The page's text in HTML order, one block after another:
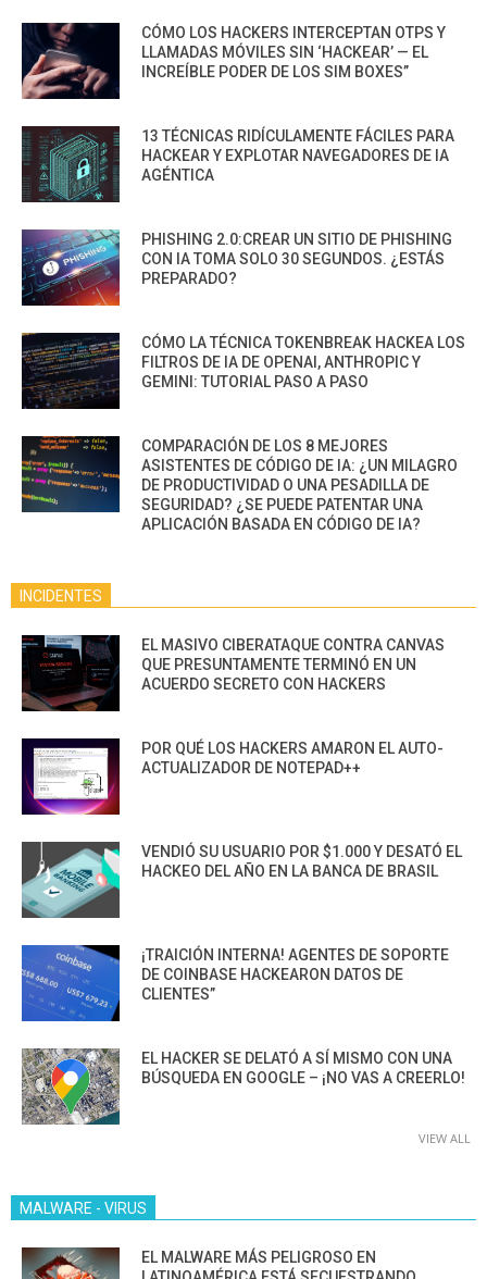
CÓMO LOS HACKERS INTERCEPTAN OTPS Y
LLAMADAS MÓVILES SIN ‘HACKEAR’ — EL
INCREÍBLE PODER DE LOS SIM BOXES”
13 TÉCNICAS RIDÍCULAMENTE FÁCILES PARA
HACKEAR Y EXPLOTAR NAVEGADORES DE IA
AGÉNTICA
PHISHING 2.0:CREAR UN SITIO DE PHISHING
CON IA TOMA SOLO 30 SEGUNDOS. ¿ESTÁS
PREPARADO?
CÓMO LA TÉCNICA TOKENBREAK HACKEA LOS
FILTROS DE IA DE OPENAI, ANTHROPIC Y
GEMINI: TUTORIAL PASO A PASO
COMPARACIÓN DE LOS 8 MEJORES
ASISTENTES DE CÓDIGO DE IA: ¿UN MILAGRO
DE PRODUCTIVIDAD O UNA PESADILLA DE
SEGURIDAD? ¿SE PUEDE PATENTAR UNA
APLICACIÓN BASADA EN CÓDIGO DE IA?
INCIDENTES
EL MASIVO CIBERATAQUE CONTRA CANVAS
QUE PRESUNTAMENTE TERMINÓ EN UN
ACUERDO SECRETO CON HACKERS
POR QUÉ LOS HACKERS AMARON EL AUTO-
ACTUALIZADOR DE NOTEPAD++
VENDIÓ SU USUARIO POR $1.000 Y DESATÓ EL
HACKEO DEL AÑO EN LA BANCA DE BRASIL
¡TRAICIÓN INTERNA! AGENTES DE SOPORTE
DE COINBASE HACKEARON DATOS DE
CLIENTES”
EL HACKER SE DELATÓ A SÍ MISMO CON UNA
BÚSQUEDA EN GOOGLE – ¡NO VAS A CREERLO!
VIEW ALL
MALWARE - VIRUS
EL MALWARE MÁS PELIGROSO EN